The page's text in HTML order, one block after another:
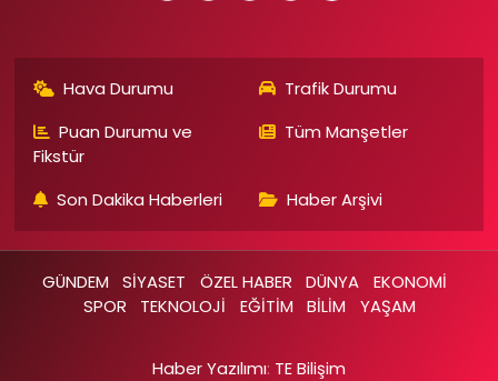
Hava Durumu
Trafik Durumu
Puan Durumu ve
Fikstür
Tüm Manşetler
Son Dakika Haberleri Haber Arşivi
GÜNDEM SİYASET ÖZEL HABER DÜNYA
EKONOMİ
SPOR
TEKNOLOJİ EĞİTİM BİLİM YAŞAM
Haber Yazılımı: TE Bilişim